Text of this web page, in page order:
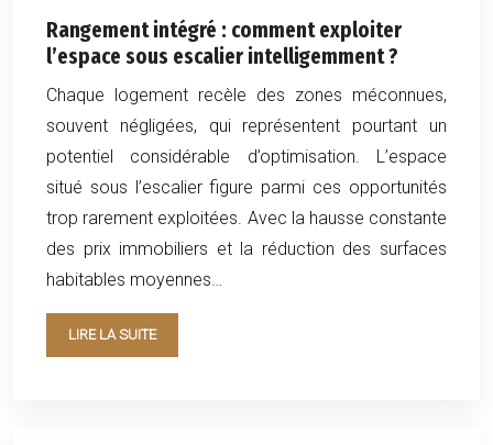
Rangement intégré : comment exploiter
l’espace sous escalier intelligemment ?
Chaque logement recèle des zones méconnues,
souvent négligées, qui représentent pourtant un
potentiel considérable d’optimisation. L’espace
situé sous l’escalier figure parmi ces opportunités
trop rarement exploitées. Avec la hausse constante
des prix immobiliers et la réduction des surfaces
habitables moyennes…
LIRE LA SUITE